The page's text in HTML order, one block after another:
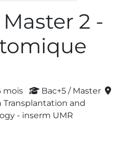
2 -
mois
Bac+5 / Master
Transplantation and
- inserm UMR